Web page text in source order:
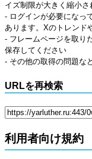
イズ制限が大きく縮小さ
- ログインが必要になっ
あります。Xのトレンド
- フレームページを取り
保存してください
- その他の取得の問題な
URLを再検索
利用者向け規約